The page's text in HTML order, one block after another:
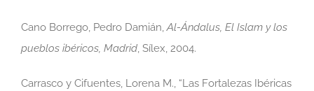
Cano Borrego, Pedro Damián,Al-Ándalus, El Islam y los
pueblos ibéricos, Madrid, Sílex, 2004.
Carrasco y Cifuentes, Lorena M., “Las Fortalezas Ibéricas